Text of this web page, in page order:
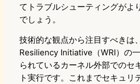
てトラブルシューティングがよ
でしょう。
技術的な観点から注目すべきは
Resiliency Initiative（WRI）の
られているカーネル外部でのセ
ト実行です。これまでセキュリ